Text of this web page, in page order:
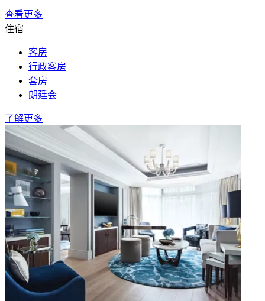
查看更多
住宿
客房
行政客房
套房
朗廷会
了解更多